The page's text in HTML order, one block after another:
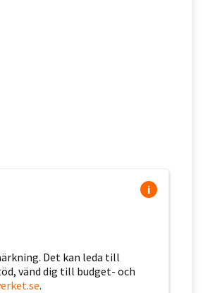
i
Det kan leda till
vänd dig till budget- och
.